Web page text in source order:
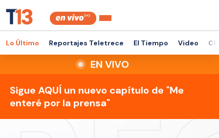
Lo Último Reportajes Teletrece El Tiempo Video
EN VIVO
Sigue AQUÍ un nuevo capítulo de "Me
enteré por la prensa"